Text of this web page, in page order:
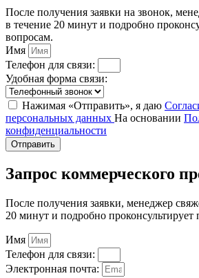
После получения заявки на звонок,
в течение 20 минут и подробно
вопросам.
Имя
Телефон для связи:
Удобная форма связи:
Нажимая «Отправить», я даю
персональных данных На основании
конфиденциальности
Отправить
Запрос коммерческого
После получения заявки, менеджер
20 минут и подробно проконсультирует
Имя
Телефон для связи:
Электронная почта: